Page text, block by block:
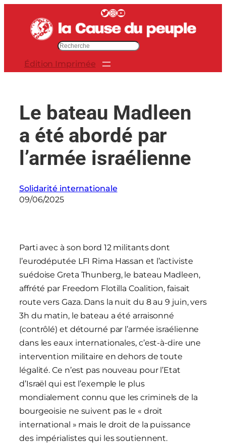
contenu
Twitter InstagramYouTube
e
Édition Imprimée
Le bateau Madleen
a été abordé par
l’armée israélienne
Solidarité internationale
09/06/2025
Parti avec à son bord 12 militants dont
l’eurodéputée LFI Rima Hassan et l’activiste
suédoise Greta Thunberg, le bateau Madleen,
affrété par Freedom Flotilla Coalition, faisait
route vers Gaza. Dans la nuit du 8 au 9 juin, vers
3h du matin, le bateau a été arraisonné
(contrôlé) et détourné par l’armée israélienne
dans les eaux internationales, c’est-à-dire une
intervention militaire en dehors de toute
légalité. Ce n’est pas nouveau pour l’Etat
d’Israël qui est l’exemple le plus
mondialement connu que les criminels de la
bourgeoisie ne suivent pas le « droit
international » mais le droit de la puissance
des impérialistes qui les soutiennent.